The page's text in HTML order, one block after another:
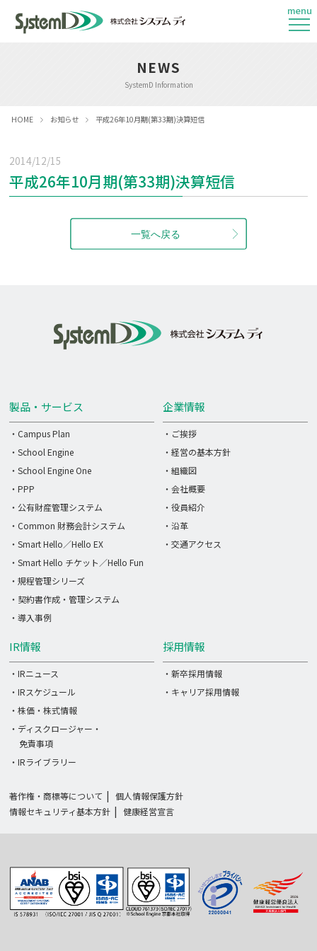
menu
NEWS
SystemD Information
HOME お知らせ 平成26年10月期(第33期)決算短信
2014/12/15
平成26年10月期(第33期)決算短信
製品・サービス
・Campus Plan
・School Engine
・School Engine One
・PPP
・公有財産管理システム
・Common 財務会計システム
・Smart Hello／Hello EX
・Smart Hello チケット／Hello Fun
・規程管理シリーズ
・契約書作成・管理システム
・導入事例
IR情報
・IRニュース
・IRスケジュール
・株価・株式情報
・ディスクロージャー・
免責事項
・IRライブラリー
採用情報
・新卒採用情報
・キャリア採用情報
企業情報
・ご挨拶
・経営の基本方針
・組織図
・会社概要
・役員紹介
・沿革
・交通アクセス
著作権・商標等について
個人情報保護方針
情報セキュリティ基本方針
健康経営宣言